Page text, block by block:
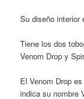
Su diseño interior
Tiene los dos
Venom Drop y
El Venom Drop
indica su nombre